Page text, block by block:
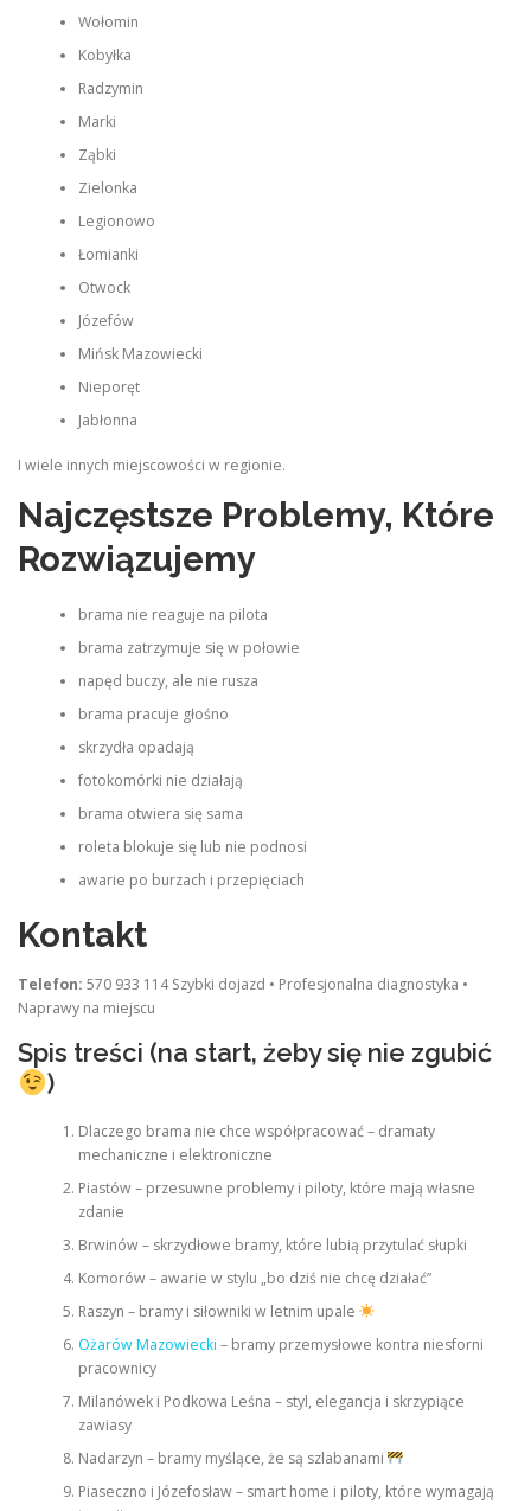
Wołomin
Kobyłka
Radzymin
Marki
Ząbki
Zielonka
Legionowo
Łomianki
Otwock
Józefów
Mińsk Mazowiecki
Nieporęt
Jabłonna
I wiele innych miejscowości w regionie.
Najczęstsze Problemy, Które
Rozwiązujemy
brama nie reaguje na pilota
brama zatrzymuje się w połowie
napęd buczy, ale nie rusza
brama pracuje głośno
skrzydła opadają
fotokomórki nie działają
brama otwiera się sama
roleta blokuje się lub nie podnosi
awarie po burzach i przepięciach
Kontakt
Telefon: 570 933 114 Szybki dojazd • Profesjonalna diagnostyka •
Naprawy na miejscu
Spis treści (na start, żeby się nie zgubić
)
Dlaczego brama nie chce współpracować – dramaty
mechaniczne i elektroniczne
Piastów – przesuwne problemy i piloty, które mają własne
zdanie
Brwinów – skrzydłowe bramy, które lubią przytulać słupki
Komorów – awarie w stylu „bo dziś nie chcę działać”
Raszyn – bramy i siłowniki w letnim upale
Ożarów Mazowiecki – bramy przemysłowe kontra niesforni
pracownicy
Milanówek i Podkowa Leśna – styl, elegancja i skrzypiące
zawiasy
Nadarzyn – bramy myślące, że są szlabanami
Piaseczno i Józefosław – smart home i piloty, które wymagają